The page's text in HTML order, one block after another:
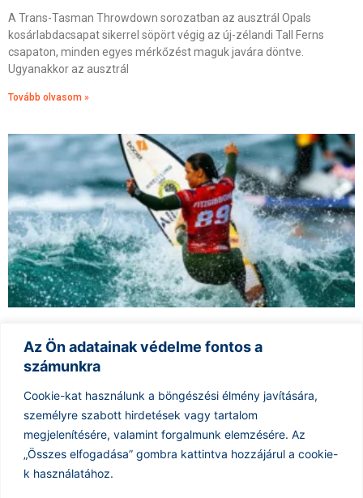
Az Ön adatainak védelme fontos a
számunkra
Cookie-kat használunk a böngészési élmény javítására,
személyre szabott hirdetések vagy tartalom
megjelenítésére, valamint forgalmunk elemzésére. Az
„Összes elfogadása” gombra kattintva hozzájárul a cookie-
k használatához.
A Trans-Tasman Throwdown sorozatban az ausztrál Opals
kosárlabdacsapat sikerrel söpört végig az új-zélandi Tall Ferns
csapaton, minden egyes mérkőzést maguk javára döntve.
Ugyanakkor az ausztrál
Tovább olvasom »
2025.05.10.
A Gold Coast Pro idei versenyében az ausztrál Sally Fitzgibbons és
Julian Wilson reményei szertefoszlottak a döntőben, amelyek
izgalmas csatákat hoztak a Burliegh Heads partjainál.
Tovább olvasom »
« Előző 1 2 3 … 7 Következő »